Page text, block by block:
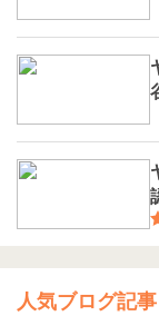
ヤ
ヤ
認定
人気ブログ記事